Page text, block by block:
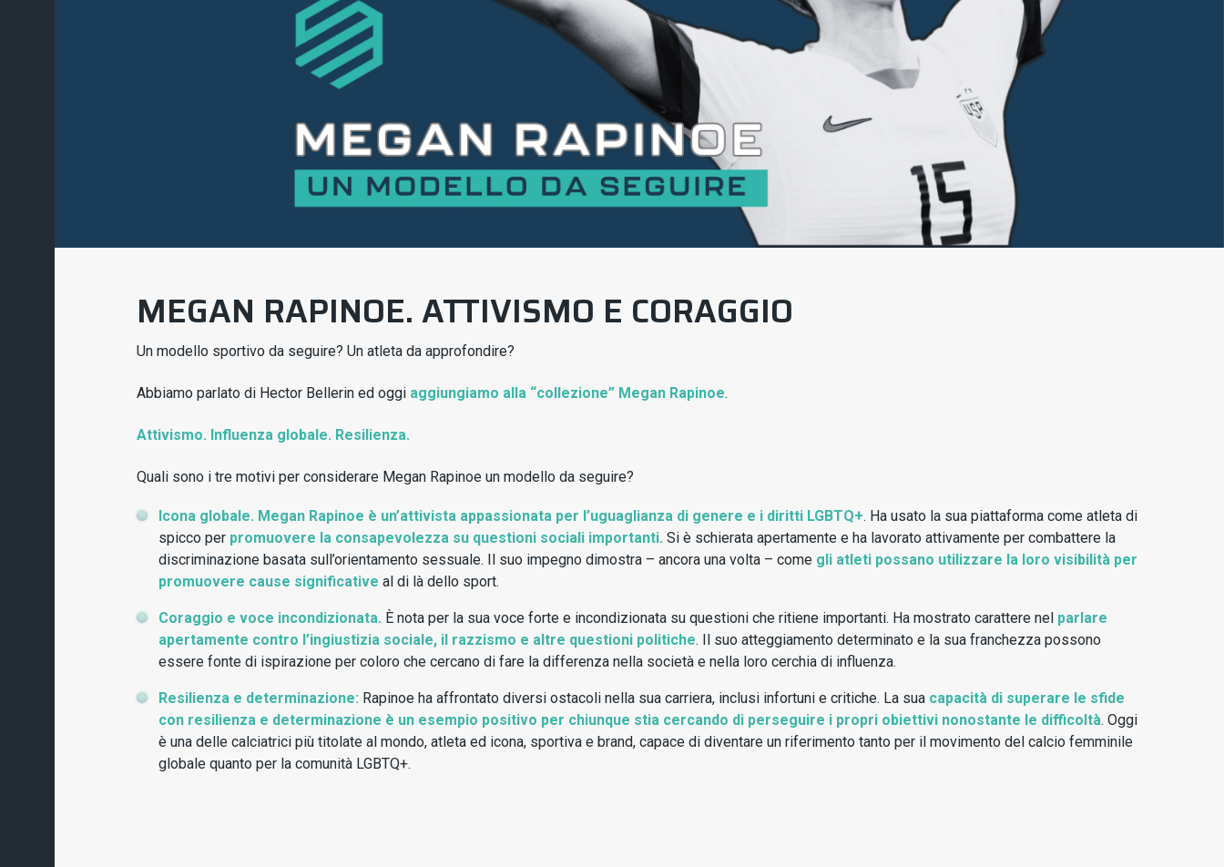
MEGAN RAPINOE. ATTIVISMO E CORAGGIO
Un modello sportivo da seguire? Un atleta da approfondire?
Abbiamo parlato di Hector Bellerin ed oggi aggiungiamo alla “collezione” Megan Rapinoe.
Attivismo. Influenza globale. Resilienza.
Quali sono i tre motivi per considerare Megan Rapinoe un modello da seguire?
Icona globale. Megan Rapinoe è un’attivista appassionata per l’uguaglianza di genere e i diritti LGBTQ+. Ha usato la sua piattaforma come atleta di
spicco per promuovere la consapevolezza su questioni sociali importanti. Si è schierata apertamente e ha lavorato attivamente per combattere la
discriminazione basata sull’orientamento sessuale. Il suo impegno dimostra – ancora una volta – come gli atleti possano utilizzare la loro visibilità per
promuovere cause significative al di là dello sport.
Coraggio e voce incondizionata. È nota per la sua voce forte e incondizionata su questioni che ritiene importanti. Ha mostrato carattere nel parlare
apertamente contro l’ingiustizia sociale, il razzismo e altre questioni politiche. Il suo atteggiamento determinato e la sua franchezza possono
essere fonte di ispirazione per coloro che cercano di fare la differenza nella società e nella loro cerchia di influenza.
Resilienza e determinazione: Rapinoe ha affrontato diversi ostacoli nella sua carriera, inclusi infortuni e critiche. La sua capacità di superare le sfide
con resilienza e determinazione è un esempio positivo per chiunque stia cercando di perseguire i propri obiettivi nonostante le difficoltà. Oggi
è una delle calciatrici più titolate al mondo, atleta ed icona, sportiva e brand, capace di diventare un riferimento tanto per il movimento del calcio femminile
globale quanto per la comunità LGBTQ+.